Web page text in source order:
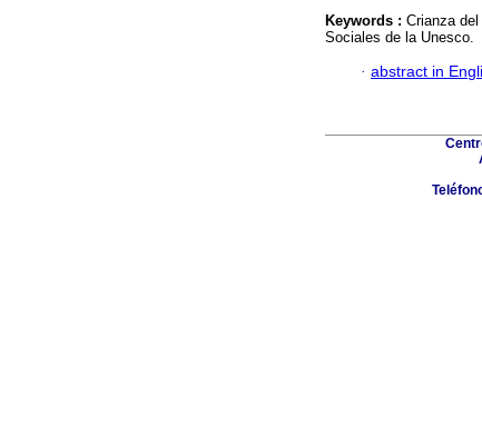
Keywords : Crianza
Sociales de la Unesco.
· abstract in